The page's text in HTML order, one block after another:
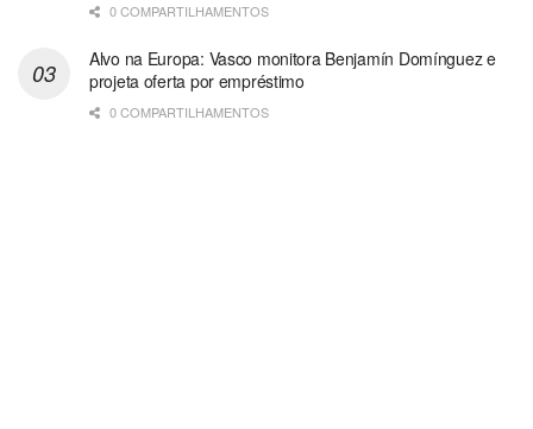
0 COMPARTILHAMENTOS
Alvo na Europa: Vasco monitora Benjamín Domínguez e
projeta oferta por empréstimo
0 COMPARTILHAMENTOS